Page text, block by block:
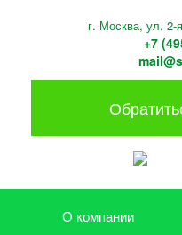
г. Москва, ул. 2-
+7
О компании